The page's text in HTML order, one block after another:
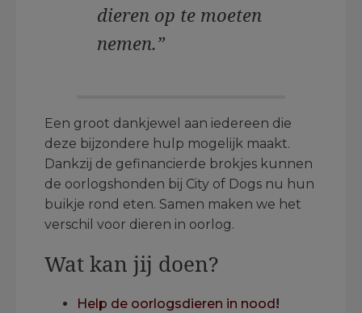
dieren op te moeten
nemen.”
Een groot dankjewel aan iedereen die
deze bijzondere hulp mogelijk maakt.
Dankzij de gefinancierde brokjes kunnen
de oorlogshonden bij City of Dogs nu hun
buikje rond eten. Samen maken we het
verschil voor dieren in oorlog.
Wat kan jij doen?
Help de oorlogsdieren in nood !